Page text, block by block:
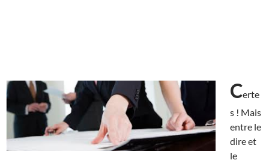
Certe
s ! Mais
entre le
dire et
le